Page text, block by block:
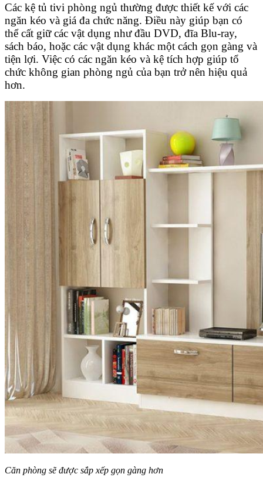
Các kệ tủ tivi phòng ngủ thường được thiết kế với các
ngăn kéo và giá đa chức năng. Điều này giúp bạn có
thể cất giữ các vật dụng như đầu DVD, đĩa Blu-ray,
sách báo, hoặc các vật dụng khác một cách gọn gàng và
tiện lợi. Việc có các ngăn kéo và kệ tích hợp giúp tổ
chức không gian phòng ngủ của bạn trở nên hiệu quả
hơn.
Căn phòng sẽ được sắp xếp gọn gàng hơn